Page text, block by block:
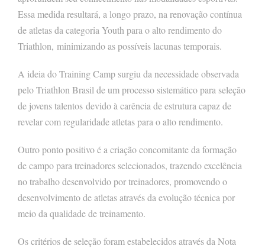
Essa medida resultará, a longo prazo, na renovação contínua
de atletas da categoria Youth para o alto rendimento do
Triathlon, minimizando as possíveis lacunas temporais.
A ideia do Training Camp surgiu da necessidade observada
pelo Triathlon Brasil de um processo sistemático para seleção
de jovens talentos devido à carência de estrutura capaz de
revelar com regularidade atletas para o alto rendimento.
Outro ponto positivo é a criação concomitante da formação
de campo para treinadores selecionados, trazendo excelência
no trabalho desenvolvido por treinadores, promovendo o
desenvolvimento de atletas através da evolução técnica por
meio da qualidade de treinamento.
Os critérios de seleção foram estabelecidos através da Nota